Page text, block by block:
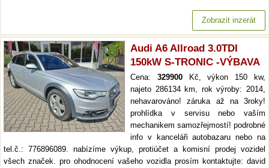
Zobrazit inzerát
Audi A6 Allroad 3.0TDI
150kW S-TRONIC -VÝBAVA
Cena: 329900Kč, výkon 150 kw,
najeto 286134 km, rok výroby: 2014,
nehavarováno! záruka až na 3roky!
prohlídka v servisu nebo vaším
mechanikem samozřejmostí! podrobné
info v kanceláři autobazaru nebo na
tel.č.: 776896089. nabízíme výkup, protiúčet a komisní prodej vozidel
všech značek. pro ohodnocení vašeho vozidla prosím kontaktujte: david